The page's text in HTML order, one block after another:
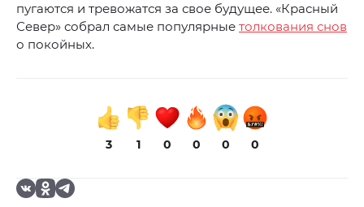
пугаются и тревожатся за свое будущее. «Красный
Север» собрал самые популярные толкования снов
о покойных.
3 1 0 0 0 0